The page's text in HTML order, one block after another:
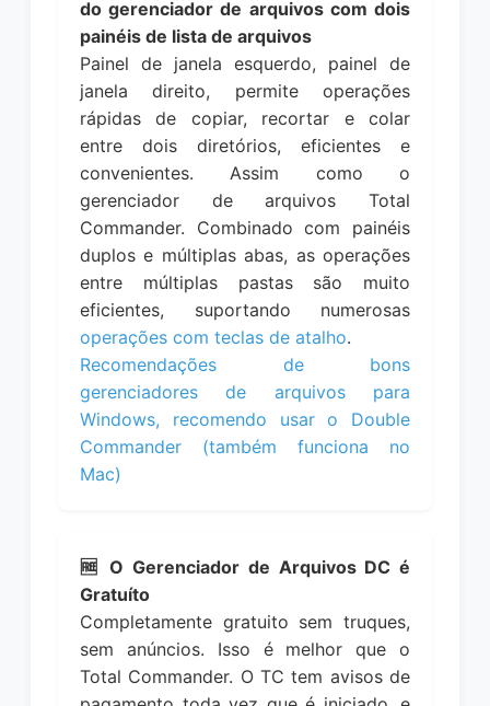
do gerenciador de arquivos com dois
painéis de lista de arquivos
Painel de janela esquerdo, painel de
janela direito, permite operações
rápidas de copiar, recortar e colar
entre dois diretórios, eficientes e
convenientes. Assim como o
gerenciador de arquivos Total
Commander. Combinado com painéis
duplos e múltiplas abas, as operações
entre múltiplas pastas são muito
eficientes, suportando numerosas
operações com teclas de atalho.
Recomendações de bons
gerenciadores de arquivos para
Windows, recomendo usar o Double
Commander (também funciona no
Mac)
🆓 O Gerenciador de Arquivos DC é
Gratuíto
Completamente gratuito sem truques,
sem anúncios. Isso é melhor que o
Total Commander. O TC tem avisos de